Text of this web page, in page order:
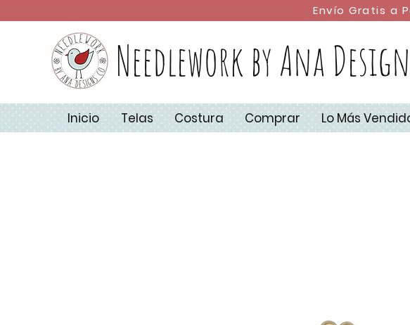
Envío Gratis a
Needlework by Ana Design
Inicio Telas Costura Comprar Lo Más